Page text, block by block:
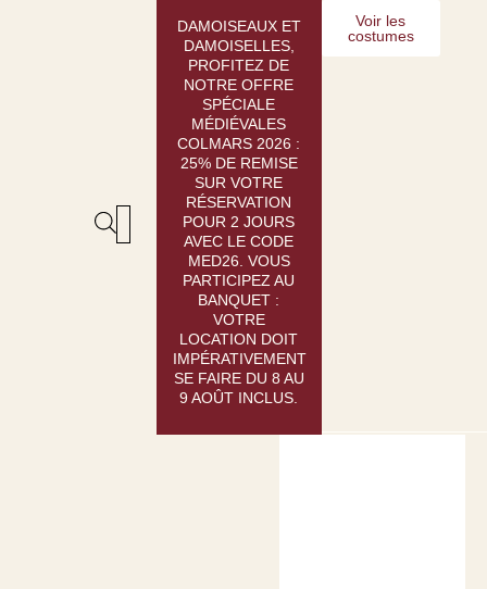
DAMOISEAUX ET
DAMOISELLES,
PROFITEZ DE
NOTRE OFFRE
SPÉCIALE
MÉDIÉVALES
COLMARS 2026 :
25% DE REMISE
SUR VOTRE
RÉSERVATION
POUR 2 JOURS
AVEC LE CODE
MED26. VOUS
PARTICIPEZ AU
BANQUET :
VOTRE
LOCATION DOIT
IMPÉRATIVEMENT
SE FAIRE DU 8 AU
9 AOÛT INCLUS.
Voir les
costumes